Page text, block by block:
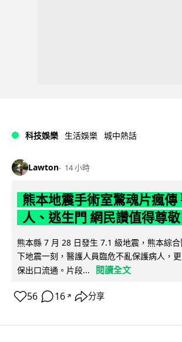
科技娛樂 生活娛樂 城中熱話
Lawton 14 小時
熊本地震手術室驚魂片瘋傳
人、逃生門 網民讚值得尊敬
熊本縣 7 月 28 日發生 7.1 級地震，熊本綜
下地震一刻，醫護人員臨危不亂保護病人，
保出口流通。片段...
閱讀全文
56 16 ↗ 分享